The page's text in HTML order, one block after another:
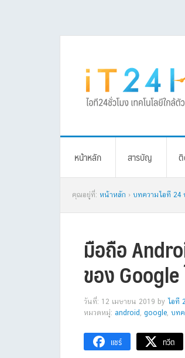
หน้าหลัก สารบัญ
คุณอยู่ที่: หน้าหลัก › บทความไอที 24
มือถือ
ของ Google
วันที่: 12 เมษายน 2019 by ไอที
หมวดหมู่: android , google, บทค
แชร์ ทวีต